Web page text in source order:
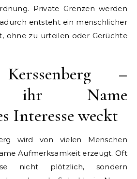
Private Grenzen werden
entsteht ein menschlicher
ohne zu urteilen oder Gerüchte
–
ihr Name
Interesse weckt
wird von vielen Menschen
Aufmerksamkeit erzeugt. Oft
nicht plötzlich, sondern